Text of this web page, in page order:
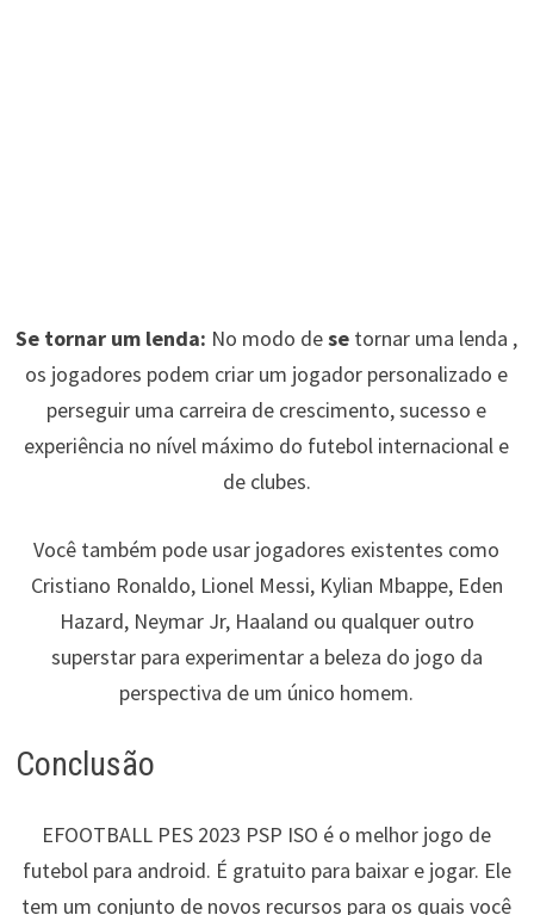
Se tornar um lenda: No modo dese tornar uma lenda ,
os jogadores podem criar um jogador personalizado e
perseguir uma carreira de crescimento, sucesso e
experiência no nível máximo do futebol internacional e
de clubes.
Você também pode usar jogadores existentes como
Cristiano Ronaldo, Lionel Messi, Kylian Mbappe, Eden
Hazard, Neymar Jr, Haaland ou qualquer outro
superstar para experimentar a beleza do jogo da
perspectiva de um único homem.
Conclusão
EFOOTBALL PES 2023 PSP ISO é o melhor jogo de
futebol para android. É gratuito para baixar e jogar. Ele
tem um conjunto de novos recursos para os quais você